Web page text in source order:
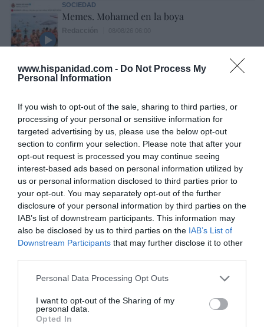
www.hispanidad.com - Do Not Process My
Personal Information
If you wish to opt-out of the sale, sharing to third parties, or
processing of your personal or sensitive information for
targeted advertising by us, please use the below opt-out
section to confirm your selection. Please note that after your
opt-out request is processed you may continue seeing
interest-based ads based on personal information utilized by
us or personal information disclosed to third parties prior to
your opt-out. You may separately opt-out of the further
disclosure of your personal information by third parties on the
IAB’s list of downstream participants. This information may
also be disclosed by us to third parties on the IAB’s List of
Downstream Participants that may further disclose it to other
Personal Data Processing Opt Outs
I want to opt-out of the Sharing of my
personal data.
Opted In
SOCIEDAD
Memes. Mohamed en la boya
INTERNACIONAL
es inviolable “desde la fecundación”
José Ángel Gutiérrez
INTERNACIONAL
La bomba de Hiroshima no perseguía a
Occidente, la de Nagasaki sí: era la ciudad
católica del Japón
Eulogio López 08/08/26 06:00
SOCIEDAD
La batalla no es solo “híbrida” ni
“biopolítica”, sino espiritual... y la ganará la
SOCIEDAD
bendecido en otros miembros de la Unión
Europea